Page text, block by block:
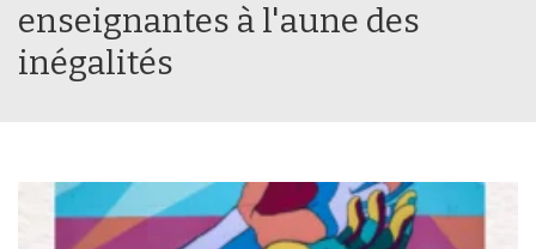
enseignantes à l'aune des
inégalités